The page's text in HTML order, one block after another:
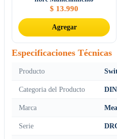
$ 13.990
Agregar
Especificaciones Técnicas
Producto
Categoria del Producto
Marca
Serie